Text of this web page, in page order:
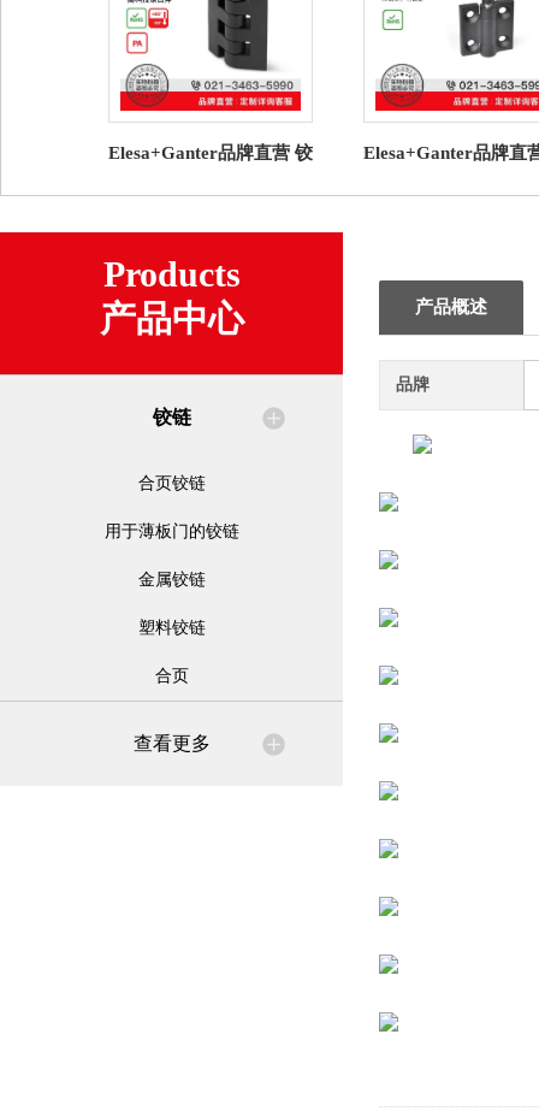
Elesa+Ganter品牌直营 铰
聚合体
Elesa+Ganter品牌直
可锁定
Products
产品中心
铰链
合页铰链
用于薄板门的铰链
金属铰链
塑料铰链
合页
查看更多
产品概述
品牌